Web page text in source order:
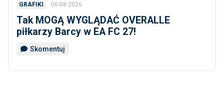
GRAFIKI 06-08-2026
Tak MOGĄ WYGLĄDAĆ OVERALLE
piłkarzy Barcy w EA FC 27!
Skomentuj